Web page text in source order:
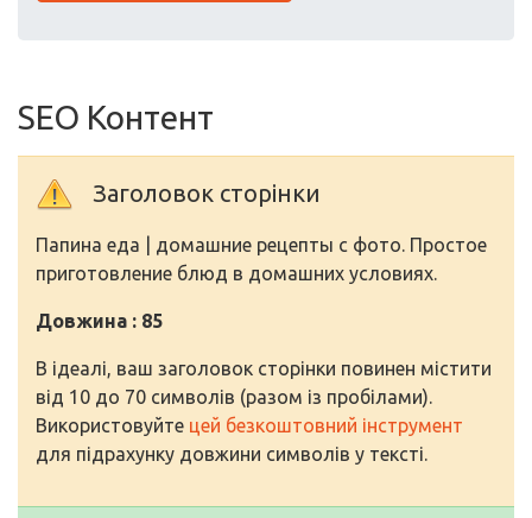
SEO Контент
Заголовок сторінки
Папина еда | домашние рецепты с фото. Простое
приготовление блюд в домашних условиях.
Довжина : 85
В ідеалі, ваш заголовок сторінки повинен містити
від 10 до 70 символів (разом із пробілами).
Використовуйте цей безкоштовний інструмент
для підрахунку довжини символів у тексті.